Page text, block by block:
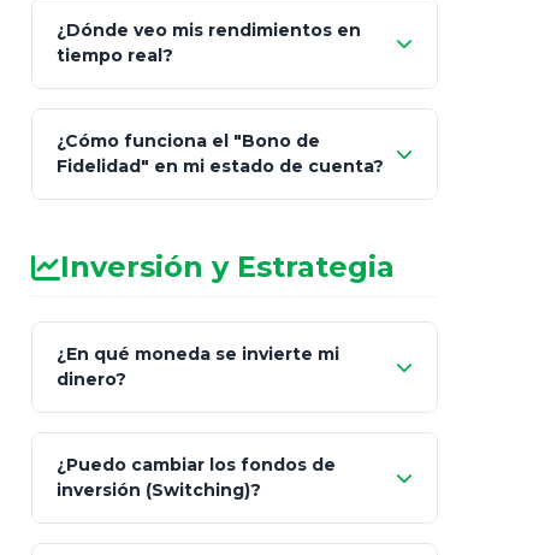
"Link
de Cobro Seguro"
¿Dónde veo mis rendimientos en
tiempo real?
¿Cómo funciona el "Bono de
Fidelidad" en mi estado de cuenta?
Inversión y Estrategia
¿En qué moneda se invierte mi
dinero?
inflación), Dólares o Euros
¿Puedo cambiar los fondos de
inversión (Switching)?